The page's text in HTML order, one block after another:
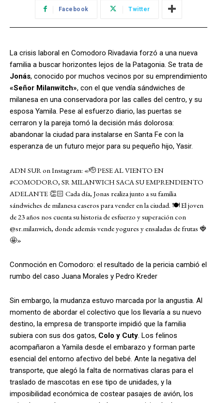
Facebook Twitter
La crisis laboral en Comodoro Rivadavia forzó a una nueva
familia a buscar horizontes lejos de la Patagonia. Se trata de
Jonás, conocido por muchos vecinos por su emprendimiento
«Señor Milanwitch», con el que vendía sándwiches de
milanesa en una conservadora por las calles del centro, y su
esposa Yamila. Pese al esfuerzo diario, las puertas se
cerraron y la pareja tomó la decisión más dolorosa:
abandonar la ciudad para instalarse en Santa Fe con la
esperanza de un futuro mejor para su pequeño hijo, Yasir.
ADN SUR on Instagram: «🫡 PESE AL VIENTO EN
#COMODORO, SR MILANWICH SACA SU EMPRENDIENTO
ADELANTE 👏🏻 Cada día, Jonas realiza junto a su familia
sándwiches de milanesa caseros para vender en la ciudad. 🍽️ El joven
de 23 años nos cuenta su historia de esfuerzo y superación con
@sr.milanwich, donde además vende yogures y ensaladas de frutas 🍓
🤩»
Conmoción en Comodoro: el resultado de la pericia cambió el
rumbo del caso Juana Morales y Pedro Kreder
Sin embargo, la mudanza estuvo marcada por la angustia. Al
momento de abordar el colectivo que los llevaría a su nuevo
destino, la empresa de transporte impidió que la familia
subiera con sus dos gatos, Colo y Cuty. Los felinos
acompañaron a Yamila desde el embarazo y forman parte
esencial del entorno afectivo del bebé. Ante la negativa del
transporte, que alegó la falta de normativas claras para el
traslado de mascotas en ese tipo de unidades, y la
imposibilidad económica de costear pasajes de avión, los